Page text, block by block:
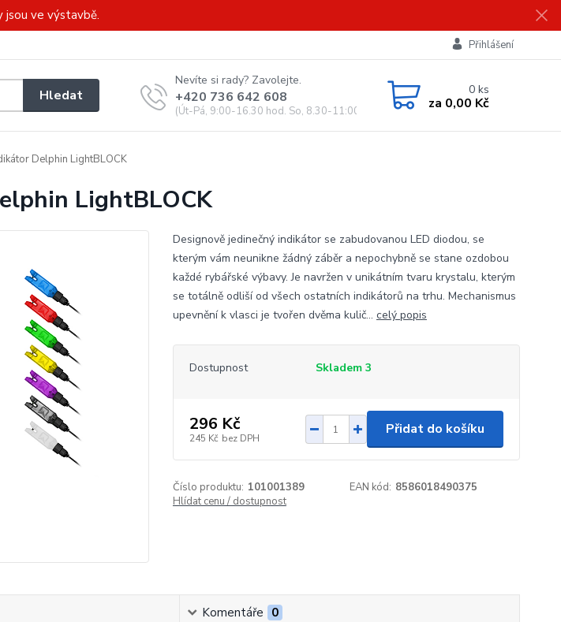
jsou ve výstavbě.
Přihlášení
Hledat
Nevíte si rady? Zavolejte.
+420 736 642 608
(Út-Pá, 9:00-16.30 hod. So, 8.30-11:00 hod.)
0ks
za 0,00 Kč
Delphin LightBLOCK
LightBLOCK
Designově jedinečný indikátor se zabudovanou LED diodou, se
kterým vám neunikne žádný záběr a nepochybně se stane ozdobou
každé rybářské výbavy. Je navržen v unikátním tvaru krystalu, kterým
se totálně odliší od všech ostatních indikátorů na trhu. Mechanismus
upevnění k vlasci je tvořen dvěma kulič... celý popis
Dostupnost Skladem 3
296 Kč
245 Kč bez DPH
Přidat do košíku
Číslo produktu: 101001389 EAN kód: 8586018490375
Hlídat cenu / dostupnost
Komentáře 0